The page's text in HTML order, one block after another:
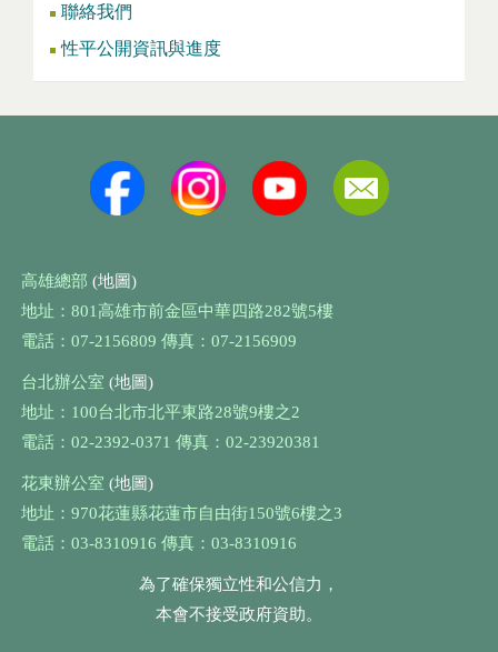
聯絡我們
性平公開資訊與進度
高雄總部 (地圖)
地址：801高雄市前金區中華四路282號5樓
電話：07-2156809 傳真：07-2156909
台北辦公室 (地圖)
地址：100台北市北平東路28號9樓之2
電話：02-2392-0371 傳真：02-23920381
花東辦公室 (地圖)
地址：970花蓮縣花蓮市自由街150號6樓之3
電話：03-8310916 傳真：03-8310916
為了確保獨立性和公信力，
本會不接受政府資助。